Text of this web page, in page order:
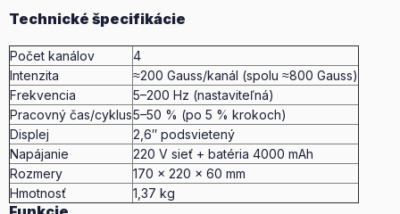
Technické špecifikácie
Počet kanálov
4
Intenzita
≈200 Gauss/kanál (spolu ≈800 Gauss)
Frekvencia
5–200 Hz (nastaviteľná)
Pracovný čas/cyklus5–50 % (po 5 % krokoch)
Displej
2,6″ podsvietený
Napájanie
220 V sieť + batéria 4000 mAh
Rozmery
170 × 220 × 60 mm
Hmotnosť
1,37 kg